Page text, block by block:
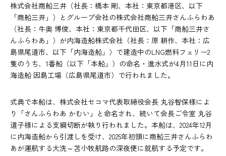
株式会社商船三井（社長：橋本 剛、本社：東京都港区、以下
「商船三井」）とグループ会社の株式会社商船三井さんふらわあ
（社長：牛奥 博俊、本社：東京都千代田区、以下「商船三井さ
んふらわあ」）が内海造船株式会社（社長：原 耕作、本社：広
島県尾道市、以下「内海造船」）で建造中のLNG燃料フェリー2
隻のうち、1番船（以下「本船」）の命名・進水式が4月11日に内
海造船 因島工場（広島県尾道市）で行われました。
式典で本船は、株式会社セコマ代表取締役会長 丸谷智保様によ
り「さんふらわあ かむい」と命名され、続いて会長ご令室 丸谷
道子様による支綱切断が執り行われました。本船は、2024年12月
に内海造船から引渡しを受け、2025年初頭に商船三井さんふらわ
あが運航する大洗～苫小牧航路の深夜便に就航する予定です。